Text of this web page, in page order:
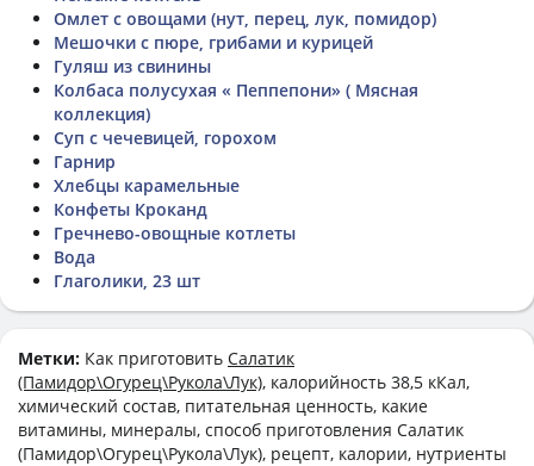
Омлет с овощами (нут, перец, лук, помидор)
Мешочки с пюре, грибами и курицей
Гуляш из свинины
Колбаса полусухая « Пеппепони» ( Мясная
коллекция)
Суп с чечевицей, горохом
Гарнир
Хлебцы карамельные
Конфеты Кроканд
Гречнево-овощные котлеты
Вода
Глаголики, 23 шт
Метки: Как приготовить Салатик
(Памидор\Огурец\Рукола\Лук), калорийность 38,5 кКал,
химический состав, питательная ценность, какие
витамины, минералы, способ приготовления Салатик
(Памидор\Огурец\Рукола\Лук), рецепт, калории, нутриенты